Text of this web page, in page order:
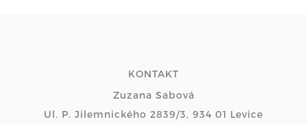
KONTAKT
Zuzana Sabová
Ul. P. Jilemnického 2839/3, 934 01 Levice